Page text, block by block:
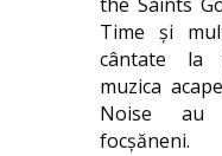
Time și
cântate la
muzica
Noise au
focșăneni.